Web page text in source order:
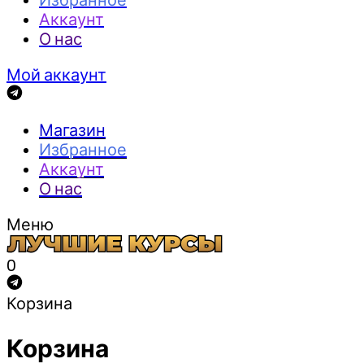
Аккаунт
О нас
Мой аккаунт
Магазин
Избранное
Аккаунт
О нас
Меню
0
Корзина
Корзина